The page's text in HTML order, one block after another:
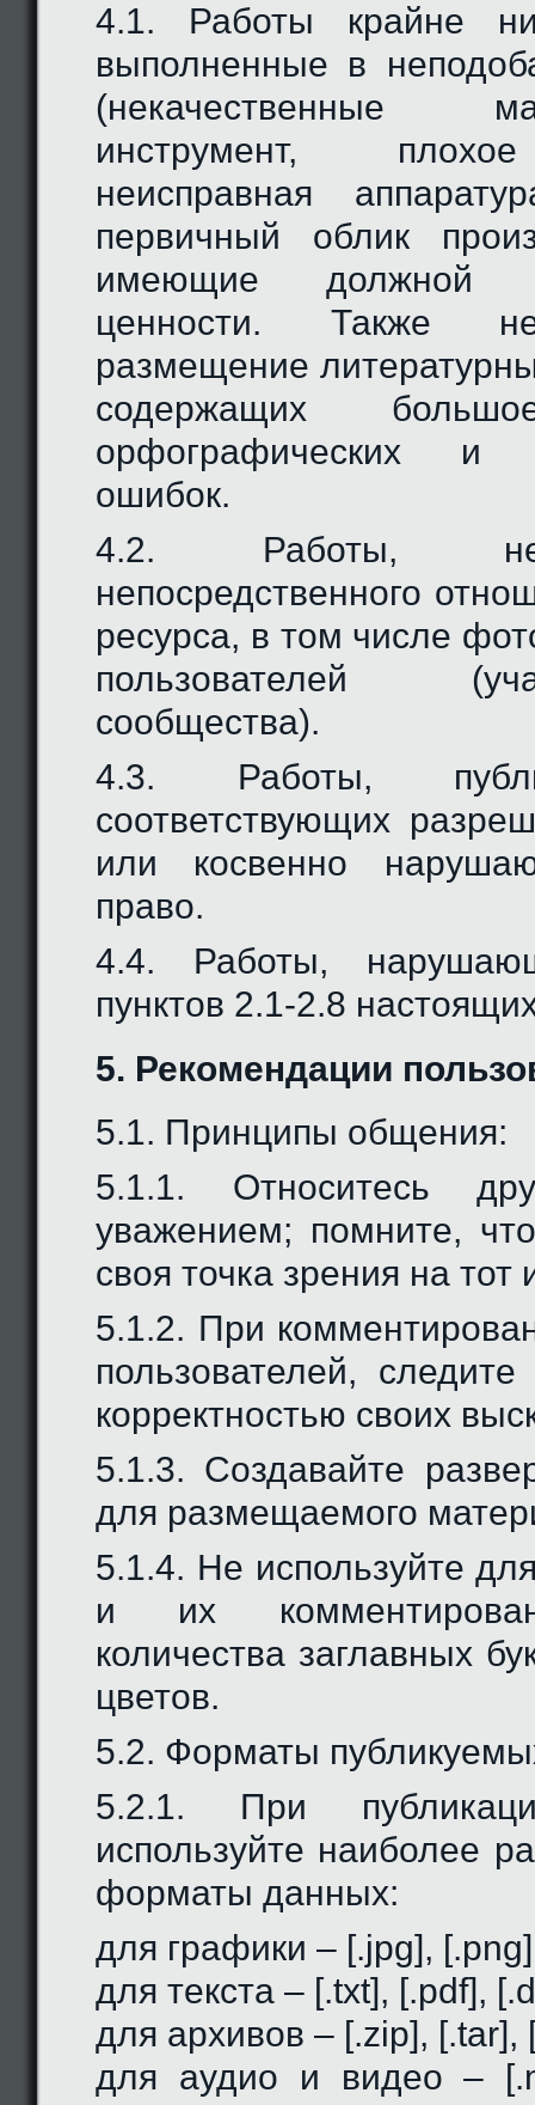
4.1. Работы крайне
выполненные в
(некачественные
инструмент,
неисправная
первичный облик
имеющие должной
ценности. Также не
размещение
содержащих
орфографических и
ошибок.
4.2. Работы,
непосредственного
ресурса, в том числе
пользователей
сообщества).
4.3. Работы,
соответствующих
или косвенно
право.
4.4. Работы,
пунктов 2.1-2.8
5. Рекомендации
5.1. Принципы общения:
5.1.1. Относитесь
уважением; помните,
своя точка зрения на
5.1.2. При
пользователей,
корректностью своих
5.1.3. Создавайте
для размещаемого
5.1.4. Не используйте
и их
количества заглавных
цветов.
5.2. Форматы
5.2.1. При
используйте наиболее
форматы данных:
для графики – [.jpg],
для текста – [.txt], [.pdf],
для архивов – [.zip], [.tar],
для аудио и видео –